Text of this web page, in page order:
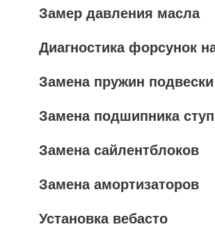
Замер давления масла
Диагностика форсунок
Замена пружин подвески
Замена подшипника
Замена сайлентблоков
Замена амортизаторов
Установка вебасто